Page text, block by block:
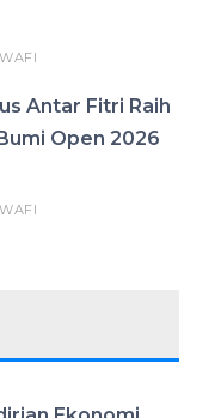
Antar Fitri Raih
Open 2026